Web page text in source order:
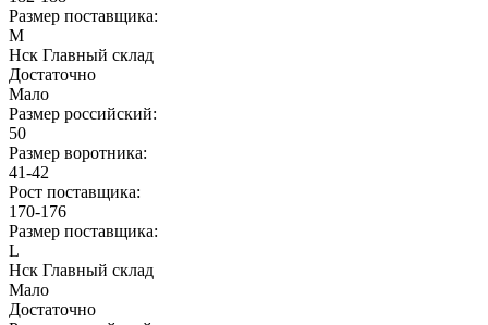
Размер поставщика:
M
Нск Главный склад
Достаточно
Мало
Размер российский:
50
Размер воротника:
41-42
Рост поставщика:
170-176
Размер поставщика:
L
Нск Главный склад
Мало
Достаточно